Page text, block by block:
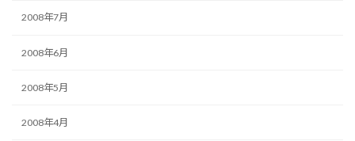
2008年7月
2008年6月
2008年5月
2008年4月